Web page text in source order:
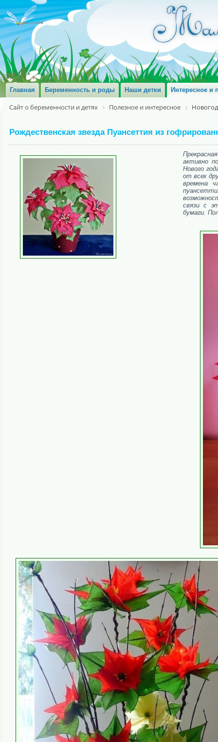
Главная Беременность и роды Наши детки Интересное и
Сайт о беременности и детях Полезное и интересное
Рождественская звезда Пуансеттия из
активно
Нового
от всех
времена
связи с
бумаги.